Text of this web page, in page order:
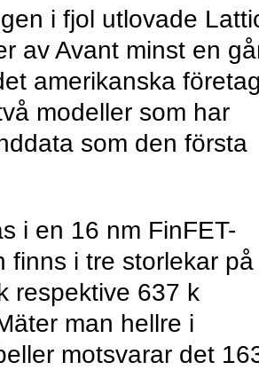
i fjol utlovade
av Avant minst en
amerikanska
modeller som har
som den första
i en 16 nm FinFET-
finns i tre storlekar på
respektive 637 k
man hellre i
motsvarar det